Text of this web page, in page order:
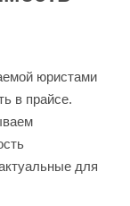
юристами
в прайсе.
для